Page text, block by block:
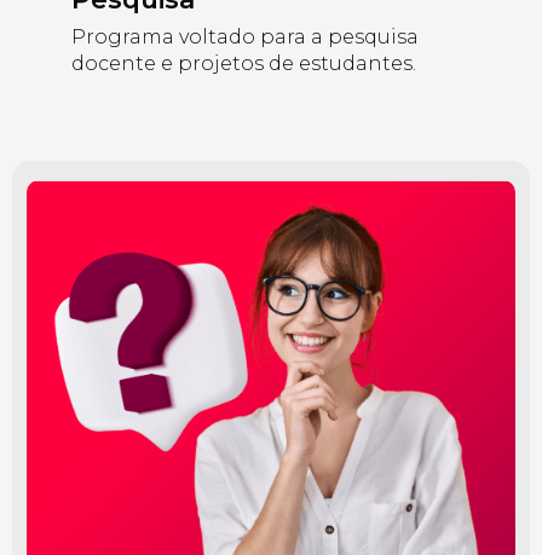
Programa voltado para a pesquisa
docente e projetos de estudantes.